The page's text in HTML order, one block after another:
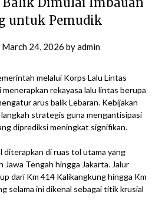
untuk Pemudik
March 24, 2026 byadmin
melalui Korps Lalu Lintas
rekayasa lalu lintas berupa
arus balik Lebaran. Kebijakan
strategis guna mengantisipasi
diprediksi meningkat signifikan.
diterapkan di ruas tol utama yang
Jawa Tengah hingga Jakarta. Jalur
dari Km 414 Kalikangkung hingga Km
selama ini dikenal sebagai titik krusial